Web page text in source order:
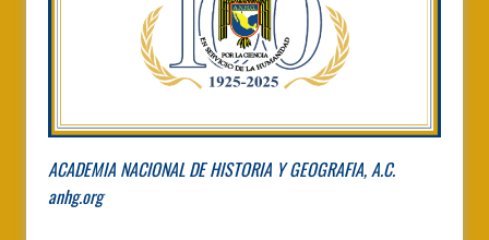
ACADEMIA NACIONAL DE HISTORIA Y GEOGRAFIA, A.C.
anhg.org